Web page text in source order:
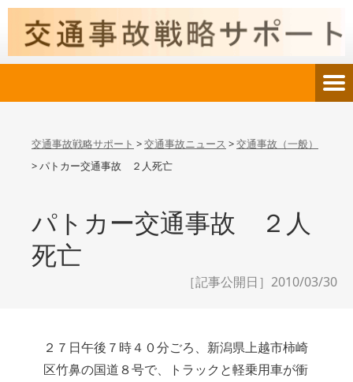
交通事故戦略サポート >交通事故ニュース >交通事故（一般）
>パトカー交通事故 ２人死亡
パトカー交通事故 ２人
死亡
［記事公開日］2010/03/30
２７日午後７時４０分ごろ、新潟県上越市柿崎
区竹鼻の国道８号で、トラックと軽乗用車が衝